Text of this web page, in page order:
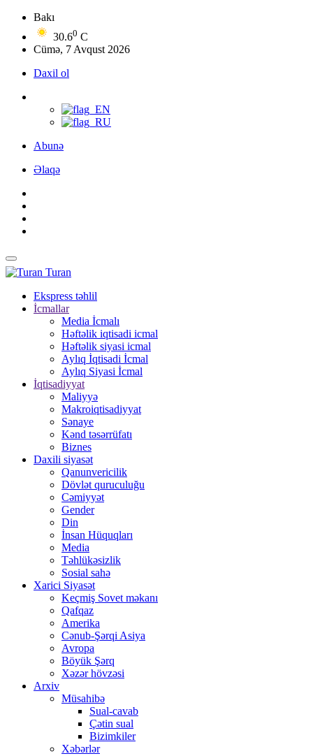
Bakı
30.60 C
Cümə, 7 Avqust 2026
Daxil ol
Abunə
Əlaqə
Turan
Ekspress təhlil
İcmallar
Media İcmalı
Həftəlik iqtisadi icmal
Həftəlik siyasi icmal
Aylıq İqtisadi İcmal
Aylıq Siyasi İcmal
İqtisadiyyat
Maliyyə
Makroiqtisadiyyat
Sənaye
Kənd təsərrüfatı
Biznes
Daxili siyasət
Qanunvericilik
Dövlət quruculuğu
Cəmiyyət
Gender
Din
İnsan Hüquqları
Media
Təhlükəsizlik
Sosial sahə
Xarici Siyasət
Keçmiş Sovet məkanı
Qafqaz
Amerika
Cənub-Şərqi Asiya
Avropa
Böyük Şərq
Xəzər hövzəsi
Arxiv
Müsahibə
Sual-cavab
Çətin sual
Bizimkiler
Xəbərlər